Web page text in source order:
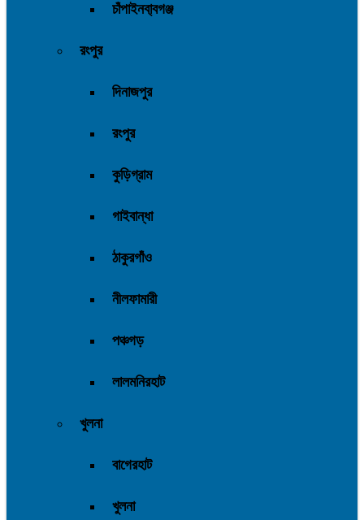
চাঁপাইনবা্বগঞ্জ
রংপুর
দিনাজপুর
রংপুর
কুড়িগ্রাম
গাইবান্ধা
ঠাকুরগাঁও
নীলফামারী
পঞ্চগড়
লালমনিরহাট
খুলনা
বাগেরহাট
খুলনা